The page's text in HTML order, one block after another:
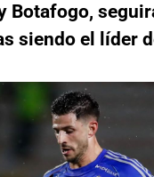
Botafogo,
siendo el líder